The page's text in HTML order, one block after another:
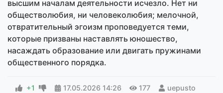
высшим началам деятельности исчезло. Нет ни
обществолюбия, ни человеколюбия; мелочной,
отвратительный эгоизм проповедуется теми,
которые призваны наставлять юношество,
насаждать образование или двигать пружинами
общественного порядка.
+1 17.05.2026 14:26 177 uepusto